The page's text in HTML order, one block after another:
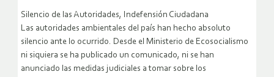
Silencio de las Autoridades, Indefensión Ciudadana
Las autoridades ambientales del país han hecho absoluto
silencio ante lo ocurrido. Desde el Ministerio de Ecosocialismo
ni siquiera se ha publicado un comunicado, ni se han
anunciado las medidas judiciales a tomar sobre los